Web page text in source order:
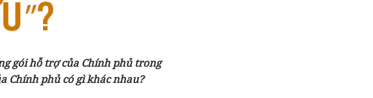
gói hỗ trợ của Chính phủ trong
Chính phủ có gì khác nhau?